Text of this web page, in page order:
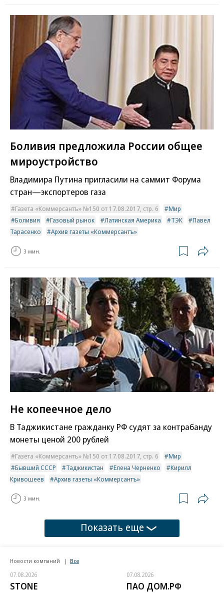
Боливия предложила России общее
мироустройство
Владимира Путина пригласили на саммит Форума
стран—экспортеров газа
Газета «Коммерсантъ» №150 от 17.08.2017, стр. 6
Мир
Боливия
Газовый рынок Латинская Америка ТЭК
Павел
Тарасенко
Архив газеты «Коммерсантъ»
3 мин.
Не копеечное дело
В Таджикистане гражданку РФ судят за контрабанду
монеты ценой 200 рублей
Газета «Коммерсантъ» №150 от 17.08.2017, стр. 6
Мир
Бывший СССР
Таджикистан Елена Черненко
Кирилл
Кривошеев
Архив газеты «Коммерсантъ»
3 мин.
Показать еще
Новости компаний Все
07.08.2026
STONE
07.08.2026
ПАО ДОМ.РФ